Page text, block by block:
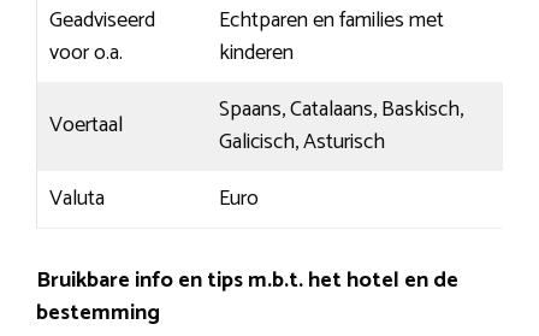
Geadviseerd
voor o.a.
Echtparen en families met
kinderen
Voertaal
Spaans, Catalaans, Baskisch,
Galicisch, Asturisch
Valuta
Euro
Bruikbare info en tips m.b.t. het hotel en de
bestemming